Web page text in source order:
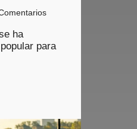
ha
para